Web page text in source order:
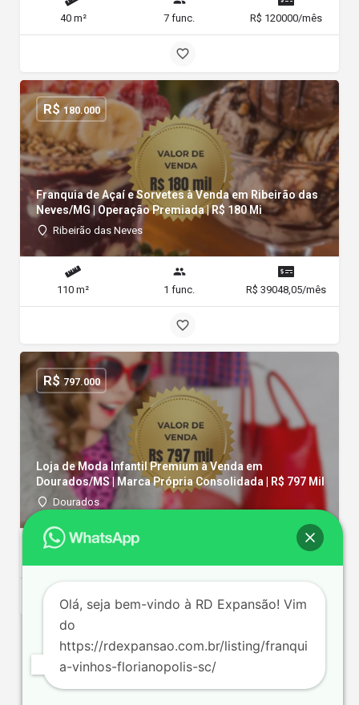
40 m² 7 func. R$ 120000/mês
Franquia de Açaí e Sorvetes à Venda em Ribeirão das
Neves/MG | Operação Premiada | R$ 180 Mi
Ribeirão das Neves
R$180.000
110 m² 1 func. R$ 39048,05/mês
Loja de Moda Infantil Premium à Venda em
Dourados/MS | Marca Própria Consolidada | R$ 797 Mil
Dourados
R$ 797.000
Olá, seja bem-vindo à RD Expansão! Vim
do
https://rdexpansao.com.br/listing/franqui
a-vinhos-florianopolis-sc/